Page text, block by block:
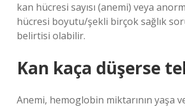
kan hücresi sayısı (anemi) veya
hücresi boyutu/şekli birçok sağlık
belirtisi olabilir.
Kan kaça düşerse
Anemi, hemoglobin miktarının yaşa